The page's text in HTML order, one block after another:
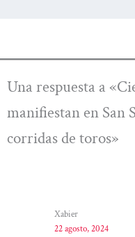
Una respuesta a
manifiestan en San
corridas de toros»
Xabier
22 agosto, 2024